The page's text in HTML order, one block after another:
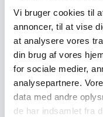
Vi bruger cookies til
annoncer, til at vise
at analysere vores
din brug af vores
for sociale medier,
analysepartnere.
data med andre
de har indsamlet fra
Kontakt:
Organisation: